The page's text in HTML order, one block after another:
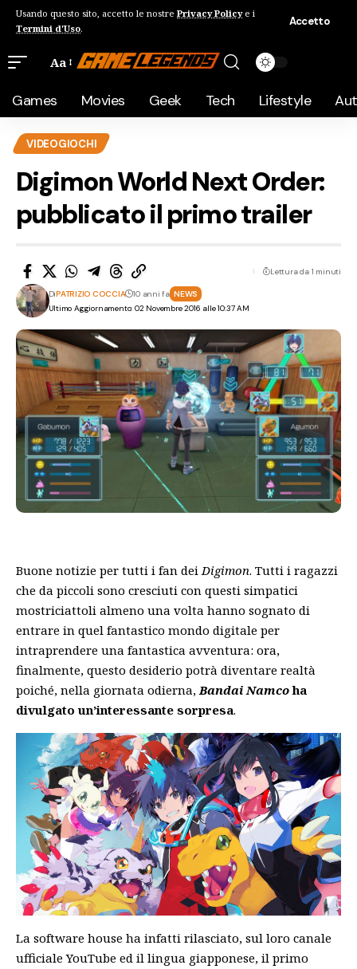
Usando questo sito, accetto le nostre Privacy Policye i
Termini d'Uso.
Accetto
Aa
Games Movies Geek Tech Lifestyle
VIDEOGIOCHI
Digimon World Next Order:
pubblicato il primo trailer
Ultimo Aggiornamento: 02 Novembre 2016 alle 10:37 AM
DiPATRIZIO COCCIA 10 anni fa NEWS
Lettura da 1 minuti
Buone notizie per tutti i fan dei Digimon. Tutti i ragazzi
che da piccoli sono cresciuti con questi simpatici
mostriciattoli almeno una volta hanno sognato di
entrare in quel fantastico mondo digitale per
intraprendere una fantastica avventura: ora,
finalmente, questo desiderio potrà diventare realtà
poiché, nella giornata odierna, Bandai Namcoha
divulgato un’interessante sorpresa.
La software house ha infatti rilasciato, sul loro canale
ufficialeYouTube ed il lingua giapponese, il primo